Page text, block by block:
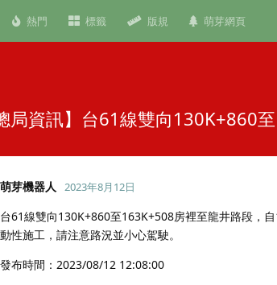
熱門 標籤 版規 萌芽網頁
局資訊】台61線雙向130K+860
萌芽機器人 2023年8月12日
台61線雙向130K+860至163K+508房裡至龍井路段，
動性施工，請注意路況並小心駕駛。
發布時間：2023/08/12 12:08:00